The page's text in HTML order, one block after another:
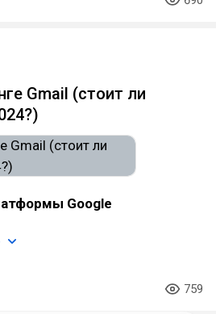
Gmail (стоит ли
Google
759